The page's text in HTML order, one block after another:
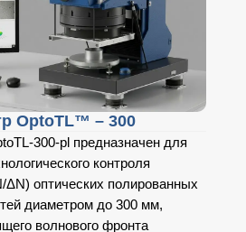
OptoTL™ – 300
300-pl предназначен для
контроля
оптических полированных
диаметром до 300 мм,
волнового фронта